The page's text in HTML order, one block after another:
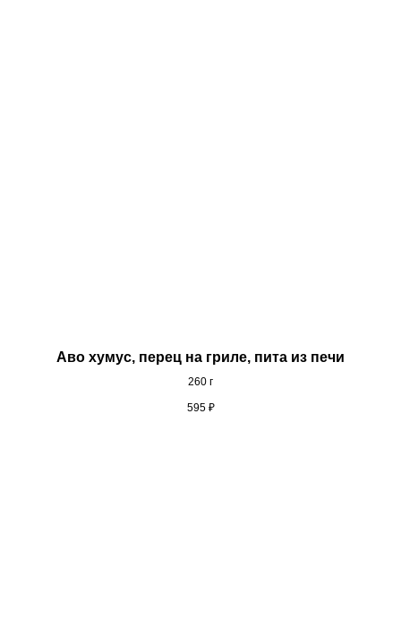
Аво хумус, перец на гриле, пита из печи
260 г
595 ₽